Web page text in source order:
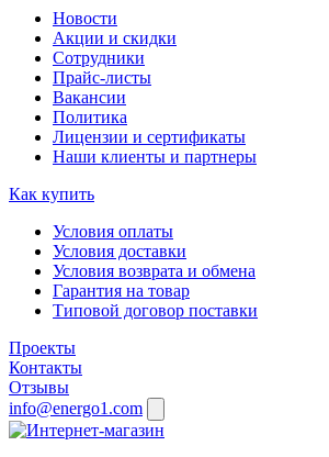
Новости
Акции и скидки
Сотрудники
Прайс-листы
Вакансии
Политика
Лицензии и сертификаты
Наши клиенты и партнеры
Как купить
Условия оплаты
Условия доставки
Условия возврата и обмена
Гарантия на товар
Типовой договор поставки
Проекты
Контакты
Отзывы
info@energo1.com